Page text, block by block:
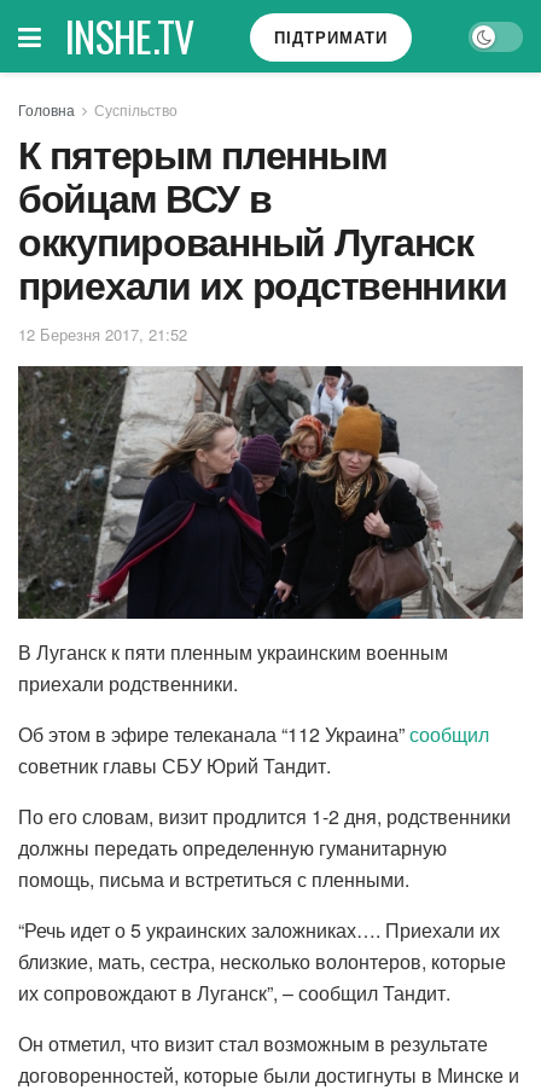
INSHE.TV ПІДТРИМАТИ
Головна Суспільство
К пятерым пленным
бойцам ВСУ в
оккупированный Луганск
приехали их родственники
12 Березня 2017, 21:52
В Луганск к пяти пленным украинским военным
приехали родственники.
Об этом в эфире телеканала “112 Украина”сообщил
советник главы СБУ Юрий Тандит.
По его словам, визит продлится 1-2 дня, родственники
должны передать определенную гуманитарную
помощь, письма и встретиться с пленными.
“Речь идет о 5 украинских заложниках…. Приехали их
близкие, мать, сестра, несколько волонтеров, которые
их сопровождают в Луганск”, – сообщил Тандит.
Он отметил, что визит стал возможным в результате
договоренностей, которые были достигнуты в Минске и